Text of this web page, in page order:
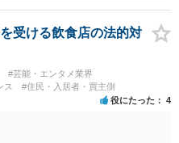
ると思います。
受ける飲食店の法的対
#芸能・エンタメ業界
ス #住民・入居者・買主側
役にたった 4